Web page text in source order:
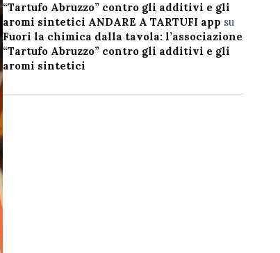
“Tartufo Abruzzo” contro gli additivi e gli
aromi sintetici ANDARE A TARTUFI app su
Fuori la chimica dalla tavola: l’associazione
“Tartufo Abruzzo” contro gli additivi e gli
aromi sintetici